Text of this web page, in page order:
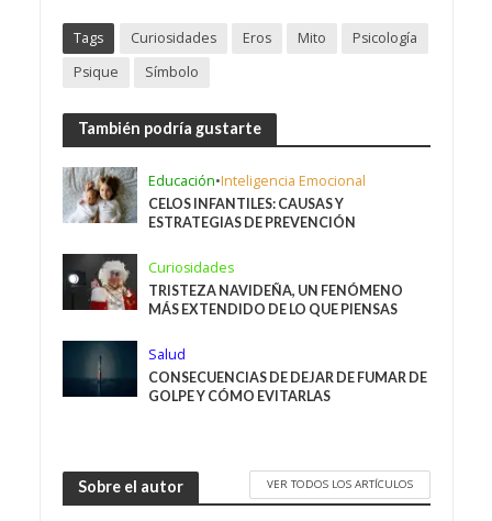
Tags Curiosidades Eros Mito
Psicología
Psique
Símbolo
También podría gustarte
Educación•Inteligencia Emocional
CELOS INFANTILES: CAUSAS Y
ESTRATEGIAS DE PREVENCIÓN
Curiosidades
TRISTEZA NAVIDEÑA, UN FENÓMENO
MÁS EXTENDIDO DE LO QUE PIENSAS
Salud
CONSECUENCIAS DE DEJAR DE FUMAR DE
GOLPE Y CÓMO EVITARLAS
Sobre el autor VER TODOS LOS ARTÍCULOS